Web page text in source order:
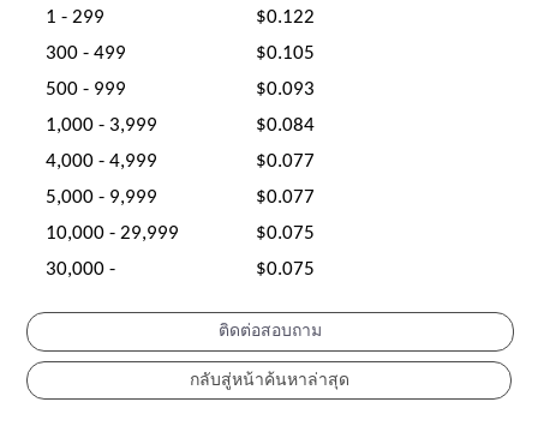
1 - 299
$0.122
300 - 499
$0.105
500 - 999
$0.093
1,000 - 3,999
$0.084
4,000 - 4,999
$0.077
5,000 - 9,999
$0.077
10,000 - 29,999
$0.075
30,000 -
$0.075
ติดต่อสอบถาม